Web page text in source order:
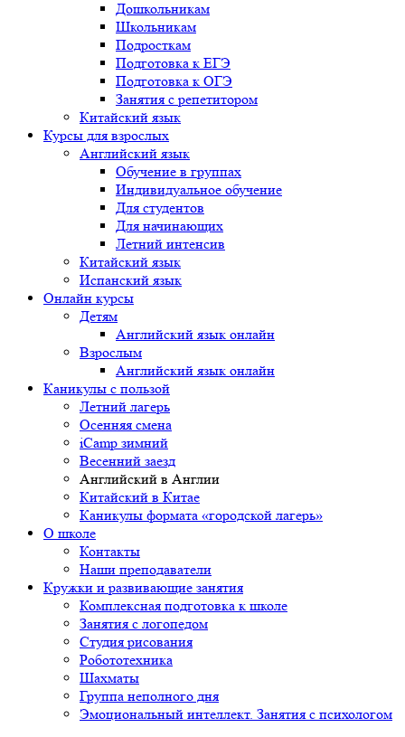
Дошкольникам
Школьникам
Подросткам
Подготовка к ЕГЭ
Подготовка к ОГЭ
Занятия с репетитором
Китайский язык
Курсы для взрослых
Английский язык
Обучение в группах
Индивидуальное обучение
Для студентов
Для начинающих
Летний интенсив
Китайский язык
Испанский язык
Онлайн курсы
Детям
Английский язык онлайн
Взрослым
Английский язык онлайн
Каникулы с пользой
Летний лагерь
Осенняя смена
iCamp зимний
Весенний заезд
Английский в Англии
Китайский в Китае
Каникулы формата «городской лагерь»
О школе
Контакты
Наши преподаватели
Кружки и развивающие занятия
Комплексная подготовка к школе
Занятия с логопедом
Студия рисования
Робототехника
Шахматы
Группа неполного дня
Эмоциональный интеллект. Занятия с психологом